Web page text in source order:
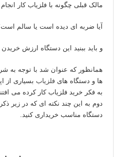
مالک قبلی چگونه با فلزیاب کار
آیا ضربه ای دیده است یا سالم
و باید ببنید این دستگاه ارزش خریدن
همانظور که عنوان شد با توجه به
ها و دستگاه هایفلزیاب بسیاری از
به فکر خرید فلزیاب کار کرده می
دوم به این چند نکته ای که در زیر
دستگاه مناسب خریداری کنید.